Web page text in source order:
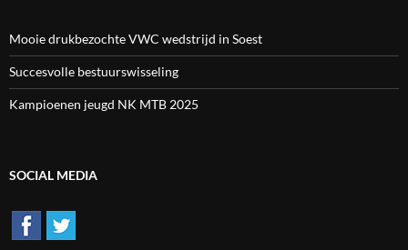
Mooie drukbezochte VWC wedstrijd in Soest
Succesvolle bestuurswisseling
Kampioenen jeugd NK MTB 2025
SOCIAL MEDIA